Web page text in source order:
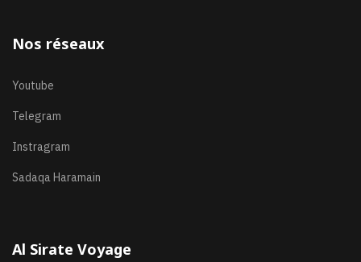
Nos réseaux
Youtube
Telegram
Instragram
Sadaqa Haramain
Al Sirate Voyage